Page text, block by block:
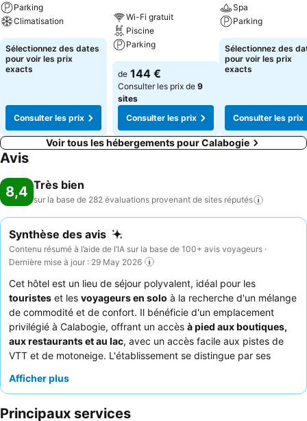
Parking
Climatisation
Sélectionnez des dates
pour voir les prix
exacts
Consulter les prix
Wi-Fi gratuit
Piscine
Parking
de 144 €
Consulter les prix de 9
sites
Consulter les prix
Spa
Parking
Sélectionnez des
pour voir les prix
exacts
Consulter les prix
Voir tous les hébergements pour Calabogie
Avis
8,4 Très bien
sur la base de 282 évaluations provenant de sites réputés
Synthèse des avis
Contenu résumé à l’aide de l’IA sur la base de 100+ avis voyageurs ·
Dernière mise à jour : 29 May 2026
Cet hôtel est un lieu de séjour polyvalent, idéal pour les
touristes et les voyageurs en solo à la recherche d'un mélange
de commodité et de confort. Il bénéficie d'un emplacement
privilégié à Calabogie, offrant un accès à pied aux boutiques,
aux restaurants et au lac, avec un accès facile aux pistes de
VTT et de motoneige. L'établissement se distingue par ses
chambres, des réfrigérateurs de bonne taille et une connexion
apprécient constamment l'équipe de réception amicale et
Afficher plus
Principaux services